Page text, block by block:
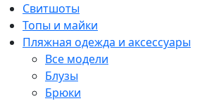
Свитшоты
Топы и майки
Пляжная одежда и аксессуары
Все модели
Блузы
Брюки